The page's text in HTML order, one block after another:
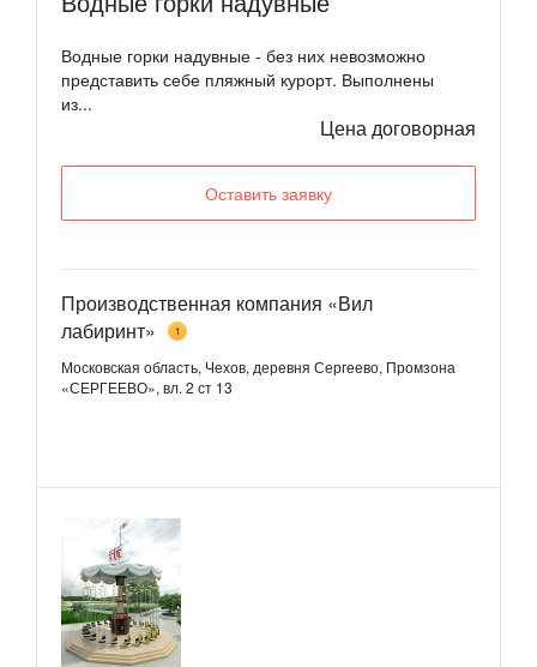
Водные горки надувные - без них невозможно
представить себе пляжный курорт. Выполнены
из...
Цена договорная
Оставить заявку
Производственная компания «Вил
лабиринт»
1
Московская область, Чехов, деревня Сергеево, Промзона
«СЕРГЕЕВО», вл. 2 ст 13